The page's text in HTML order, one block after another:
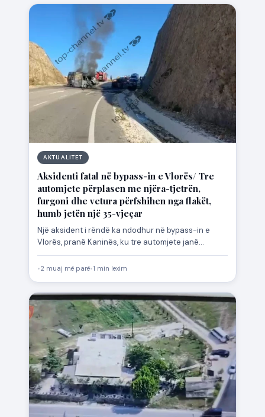
AKTUALITET
Aksidenti fatal në bypass-in e Vlorës/ Tre
automjete përplasen me njëra-tjetrën,
furgoni dhe vetura përfshihen nga flakët,
humb jetën një 35-vjeçar
Një aksident i rëndë ka ndodhur në bypass-in e
Vlorës, pranë Kaninës, ku tre automjete janë
përplasur me…
•2 muaj më parë•1 min lexim